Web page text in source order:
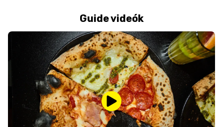
Guide videók